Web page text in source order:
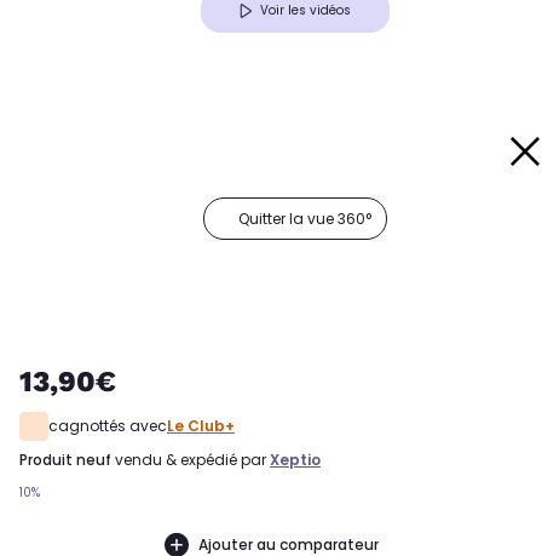
Voir les vidéos
Quitter la vue 360°
13,90€
cagnottés avecLe Club+
produit neuf vendu & expédié parXeptio
10%
Ajouter au comparateur